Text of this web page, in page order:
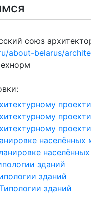
союз
about-belarus/
населённых
зданий
зданий
зданий